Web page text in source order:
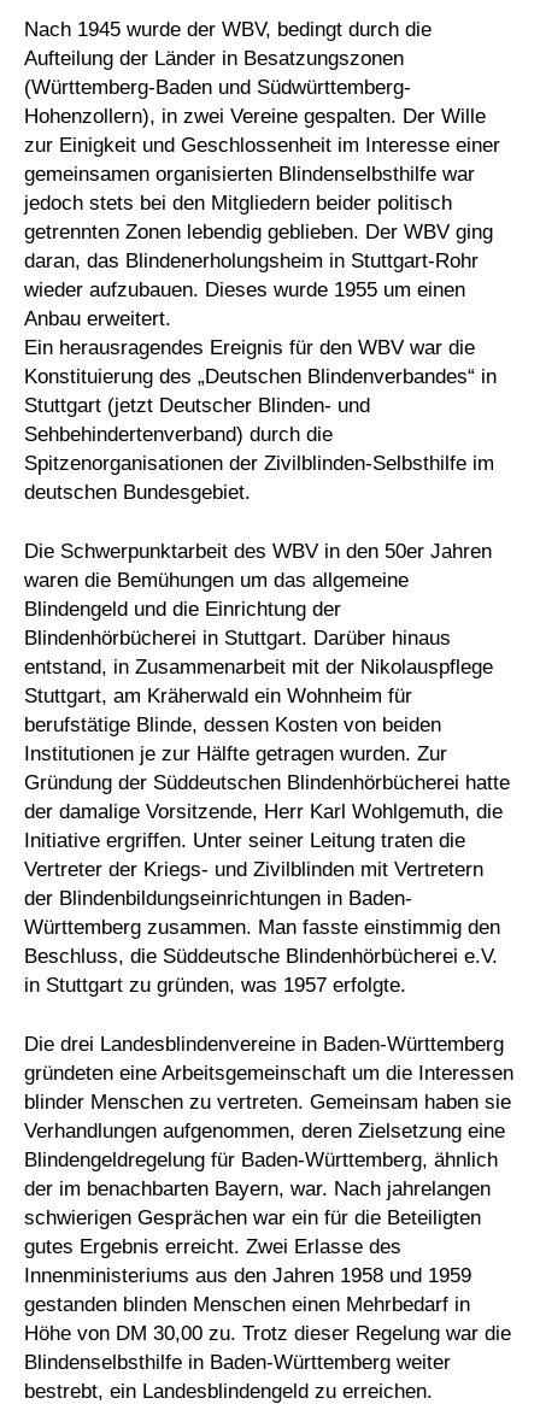
Nach 1945 wurde der WBV, bedingt durch die
Aufteilung der Länder in Besatzungszonen
(Württemberg-Baden und Südwürttemberg-
Hohenzollern), in zwei Vereine gespalten. Der Wille
zur Einigkeit und Geschlossenheit im Interesse einer
gemeinsamen organisierten Blindenselbsthilfe war
jedoch stets bei den Mitgliedern beider politisch
getrennten Zonen lebendig geblieben. Der WBV ging
daran, das Blindenerholungsheim in Stuttgart-Rohr
wieder aufzubauen. Dieses wurde 1955 um einen
Anbau erweitert.
Ein herausragendes Ereignis für den WBV war die
Konstituierung des „Deutschen Blindenverbandes“ in
Stuttgart (jetzt Deutscher Blinden- und
Sehbehindertenverband) durch die
Spitzenorganisationen der Zivilblinden-Selbsthilfe im
deutschen Bundesgebiet.
Die Schwerpunktarbeit des WBV in den 50er Jahren
waren die Bemühungen um das allgemeine
Blindengeld und die Einrichtung der
Blindenhörbücherei in Stuttgart. Darüber hinaus
entstand, in Zusammenarbeit mit der Nikolauspflege
Stuttgart, am Kräherwald ein Wohnheim für
berufstätige Blinde, dessen Kosten von beiden
Institutionen je zur Hälfte getragen wurden. Zur
Gründung der Süddeutschen Blindenhörbücherei hatte
der damalige Vorsitzende, Herr Karl Wohlgemuth, die
Initiative ergriffen. Unter seiner Leitung traten die
Vertreter der Kriegs- und Zivilblinden mit Vertretern
der Blindenbildungseinrichtungen in Baden-
Württemberg zusammen. Man fasste einstimmig den
Beschluss, die Süddeutsche Blindenhörbücherei e.V.
in Stuttgart zu gründen, was 1957 erfolgte.
Die drei Landesblindenvereine in Baden-Württemberg
gründeten eine Arbeitsgemeinschaft um die Interessen
blinder Menschen zu vertreten. Gemeinsam haben sie
Verhandlungen aufgenommen, deren Zielsetzung eine
Blindengeldregelung für Baden-Württemberg, ähnlich
der im benachbarten Bayern, war. Nach jahrelangen
schwierigen Gesprächen war ein für die Beteiligten
gutes Ergebnis erreicht. Zwei Erlasse des
Innenministeriums aus den Jahren 1958 und 1959
gestanden blinden Menschen einen Mehrbedarf in
Höhe von DM 30,00 zu. Trotz dieser Regelung war die
Blindenselbsthilfe in Baden-Württemberg weiter
bestrebt, ein Landesblindengeld zu erreichen.